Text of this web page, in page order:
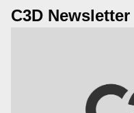
C3D Newsletter